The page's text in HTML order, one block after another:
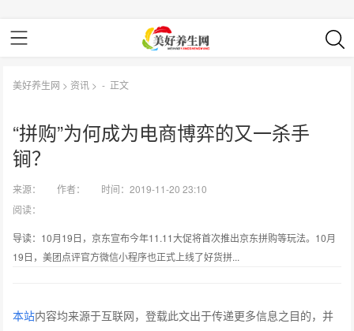
美好养生网 > 资讯 > - 正文
“拼购”为何成为电商博弈的又一杀手
锏？
来源： 作者：
时间：2019-11-20 23:10
阅读：
导读：10月19日，京东宣布今年11.11大促将首次推出京东拼购等玩法。10月
19日，美团点评官方微信小程序也正式上线了好货拼...
本站内容均来源于互联网，登载此文出于传递更多信息之目的，并